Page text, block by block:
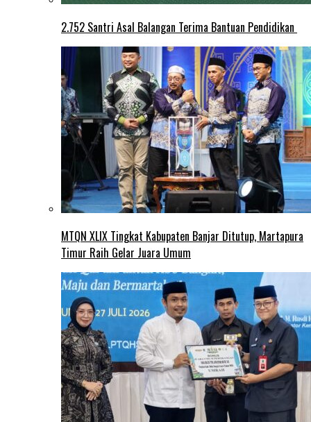
2.752 Santri Asal Balangan Terima Bantuan Pendidikan
MTQN XLIX Tingkat Kabupaten Banjar Ditutup, Martapura
Timur Raih Gelar Juara Umum